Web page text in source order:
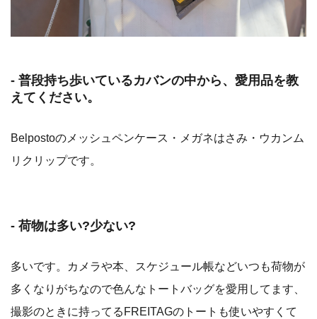
- 普段持ち歩いているカバンの中から、愛用品を教
えてください。
Belpostoのメッシュペンケース・メガネはさみ・ウカンム
リクリップです。
- 荷物は多い?少ない?
多いです。カメラや本、スケジュール帳などいつも荷物が
多くなりがちなので色んなトートバッグを愛用してます、
撮影のときに持ってるFREITAGのトートも使いやすくて